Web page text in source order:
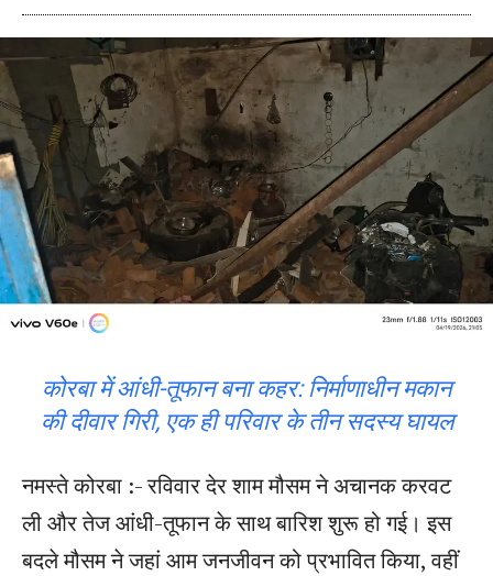
कोरबा में आंधी-तूफान बना कहर: निर्माणाधीन मकान
की दीवार गिरी, एक ही परिवार के तीन सदस्य घायल
नमस्ते कोरबा :- रविवार देर शाम मौसम ने अचानक करवट
ली और तेज आंधी-तूफान के साथ बारिश शुरू हो गई। इस
बदले मौसम ने जहां आम जनजीवन को प्रभावित किया, वहीं